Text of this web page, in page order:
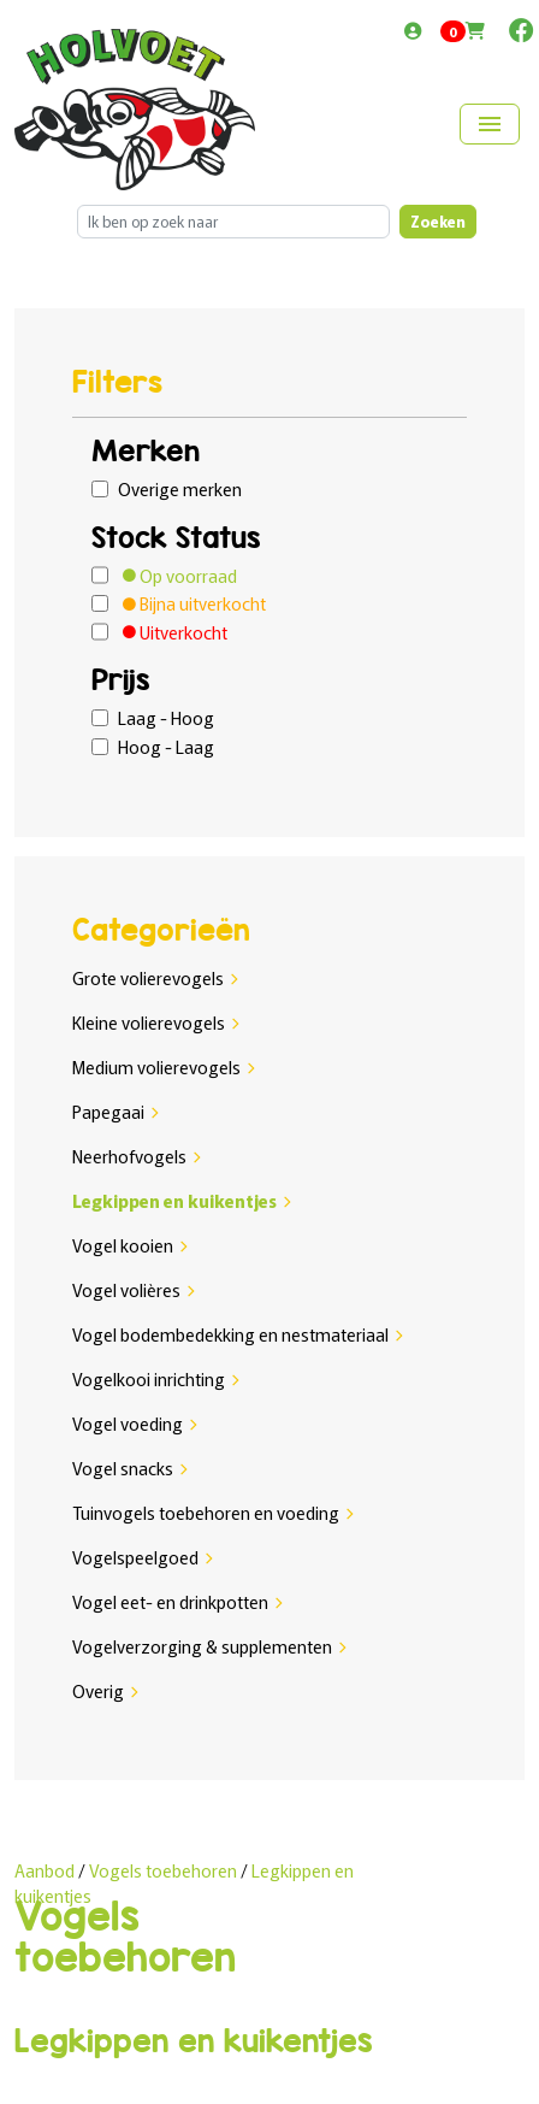
0items in cart
menu
Zoeken
Filters
Merken
Overige merken
Stock Status
Op voorraad
Bijna uitverkocht
Uitverkocht
Prijs
Laag - Hoog
Hoog - Laag
Categorieën
Grote volierevogels chevron_right
Kleine volierevogels chevron_right
Medium volierevogels chevron_right
Papegaai chevron_right
Neerhofvogels chevron_right
Legkippen en kuikentjes chevron_right
Vogel kooien chevron_right
Vogel volières chevron_right
Vogel bodembedekking en nestmateriaal chevron_right
Vogelkooi inrichting chevron_right
Vogel voeding chevron_right
Vogel snacks chevron_right
Tuinvogels toebehoren en voeding chevron_right
Vogelspeelgoed chevron_right
Vogel eet- en drinkpotten chevron_right
Vogelverzorging & supplementen chevron_right
Overig chevron_right
Vogels
toebehoren
Aanbod /Vogels toebehoren /Legkippen en
kuikentjes
Legkippen en kuikentjes